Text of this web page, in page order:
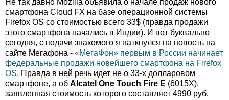
смартфона Cloud FX на базе операционной системы
Firefox OS со стоимостью всего 33$ (правда продажи
этого смартфона начались в Индии). И вот буквально
сегодня, с подачи знакомого я наткнулся на новость на
сайте Мегафона - «МегаФон» первым в России начинает
федеральные продажи новейшего смартфона на Firefox
OS. Правда в ней речь идет не о 33-х долларовом
смартфоне, а об Alcatel One Touch Fire E (6015X),
заявленная стоимость которого составляет 4990 руб.